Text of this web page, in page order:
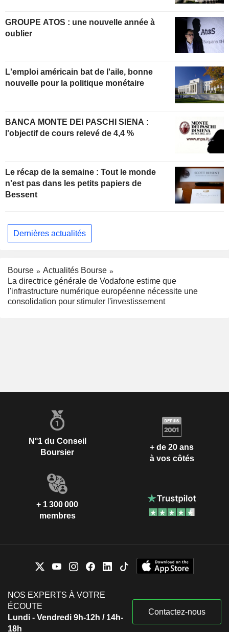
GROUPE ATOS : une nouvelle année à
oublier
L'emploi américain bat de l'aile, bonne
nouvelle pour la politique monétaire
BANCA MONTE DEI PASCHI SIENA :
l'objectif de cours relevé de 4,4 %
Le récap de la semaine : Tout le monde
n'est pas dans les petits papiers de
Bessent
Dernières actualités
Bourse
Actualités Bourse
La directrice générale de Vodafone estime que
l'infrastructure numérique européenne nécessite une
consolidation pour stimuler l'investissement
N°1 du Conseil
Boursier
+ de 20 ans
à vos côtés
+ 1 300 000
membres
NOS EXPERTS À VOTRE
ÉCOUTE
Lundi - Vendredi 9h-12h / 14h-
18h
Contactez-nous